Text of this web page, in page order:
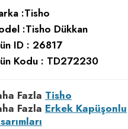
:Tisho
:Tisho Dükkan
ID : 26817
Kodu : TD272230
Fazla Tisho
Fazla Erkek Kapüşonlu